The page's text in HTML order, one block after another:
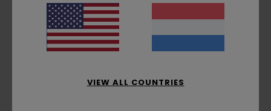
Branding:Geweven logoetiket onderaan de
VIEW ALL COUNTRIES